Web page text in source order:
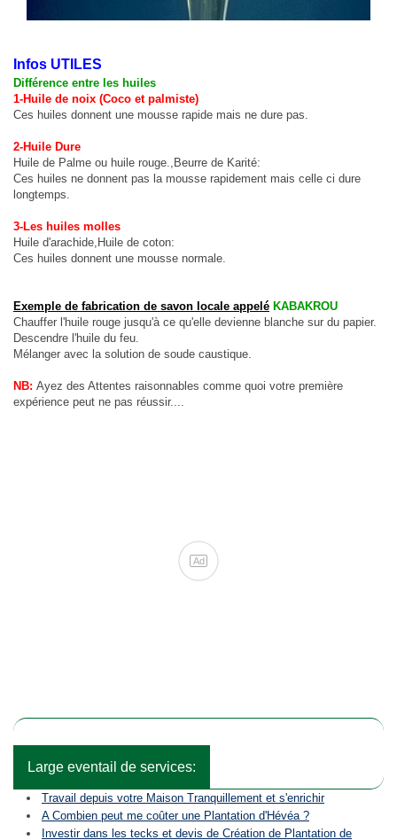
Infos UTILES
Différence entre les huiles
1-Huile de noix (Coco et palmiste)
Ces huiles donnent une mousse rapide mais ne dure pas.
2-Huile Dure
Huile de Palme ou huile rouge.,Beurre de Karité:
Ces huiles ne donnent pas la mousse rapidement mais celle ci dure
longtemps.
3-Les huiles molles
Huile d'arachide,Huile de coton:
Ces huiles donnent une mousse normale.
Exemple de fabrication de savon locale appelé KABAKROU
Chauffer l'huile rouge jusqu'à ce qu'elle devienne blanche sur du papier.
Descendre l'huile du feu.
Mélanger avec la solution de soude caustique.
NB: Ayez des Attentes raisonnables comme quoi votre première
expérience peut ne pas réussir....
Ad
Large eventail de services:
Travail depuis votre Maison Tranquillement et s'enrichir
A Combien peut me coûter une Plantation d'Hévéa ?
Investir dans les tecks et devis de Création de Plantation de